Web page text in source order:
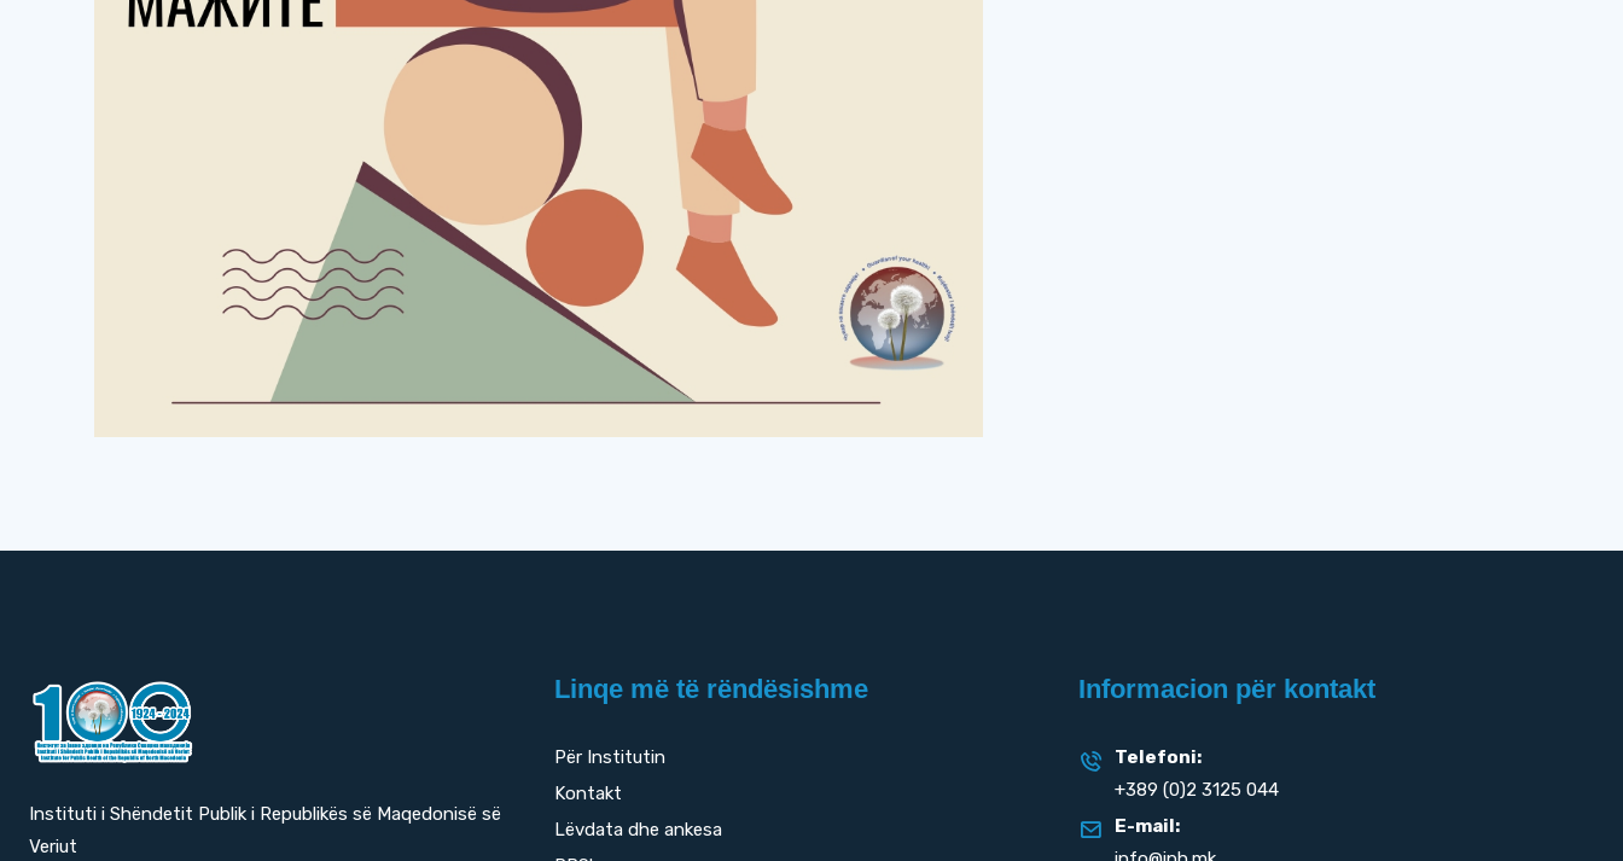
Instituti i Shëndetit Publik i Republikës së Maqedonisë së
Veriut
Linqe më të rëndësishme
Për Institutin
Kontakt
Lëvdata dhe ankesa
Informacion për kontakt
Telefoni:
+389 (0)2 3125 044
E-mail: